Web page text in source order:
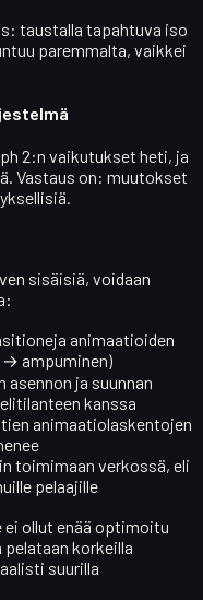
taustalla tapahtuva iso
paremmalta, vaikkei
2:n vaikutukset heti, ja
Vastaus on: muutokset
.
sisäisiä, voidaan
animaatioiden
ampuminen)
asennon ja suunnan
kanssa
animaatiolaskentojen
toimimaan verkossä, eli
pelaajille
ei ollut enää optimoitu
korkeilla
suurilla